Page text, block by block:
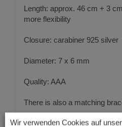
Length: approx. 46 cm + 3
more flexibility
Closure: carabiner 925 silver
Diameter: 7 x 6 mm
Quality: AAA
There is also a matching
Wir verwenden Cookies auf